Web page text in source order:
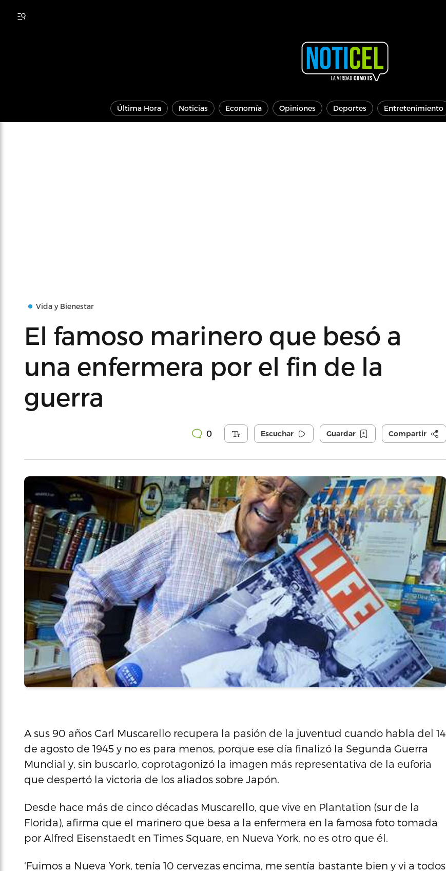
Última Hora Noticias Economía Opiniones Deportes Entretenimiento
Vida y Bienestar
El famoso marinero que besó a
una enfermera por el fin de la
guerra
0 Escuchar Guardar Compartir
A sus 90 años Carl Muscarello recupera la pasión de la juventud cuando habla del 14
de agosto de 1945 y no es para menos, porque ese día finalizó la Segunda Guerra
Mundial y, sin buscarlo, coprotagonizó la imagen más representativa de la euforia
que despertó la victoria de los aliados sobre Japón.
Desde hace más de cinco décadas Muscarello, que vive en Plantation (sur de la
Florida), afirma que el marinero que besa a la enfermera en la famosa foto tomada
por Alfred Eisenstaedt en Times Square, en Nueva York, no es otro que él.
‘Fuimos a Nueva York, tenía 10 cervezas encima, me sentía bastante bien y vi a todos